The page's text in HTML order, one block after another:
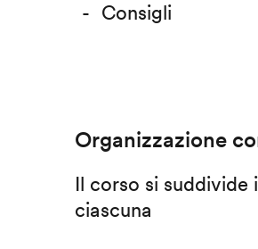
Consigli
Organizzazione
Il corso si suddivide
ciascuna